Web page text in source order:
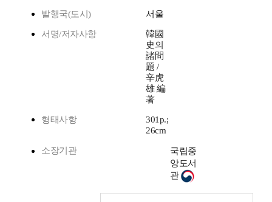
발행국(도시) 서울
서명/저자사항
韓國
史의
諸問
題 /
辛虎
雄 編
著
형태사항
301p.;
26cm
소장기관
국립중
앙도서
관